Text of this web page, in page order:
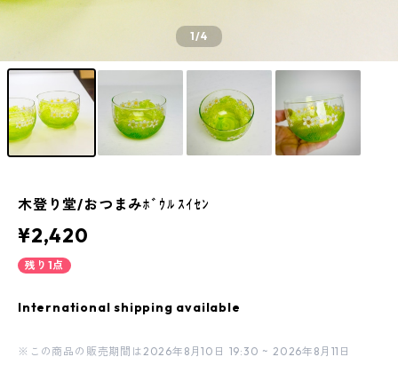
1/4
木登り堂/おつまみﾎﾞｳﾙ ｽｲｾﾝ
¥2,420
残り1点
International shipping available
※この商品の販売期間は2026年8月10日 19:30 ~ 2026年8月11日